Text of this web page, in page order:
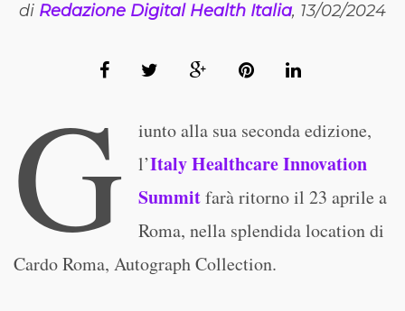
di Redazione Digital Health Italia, 13/02/2024
G
iunto alla sua seconda edizione,
l’Italy Healthcare Innovation
Summitfarà ritorno il 23 aprile a
Roma, nella splendida location di
Cardo Roma, Autograph Collection.